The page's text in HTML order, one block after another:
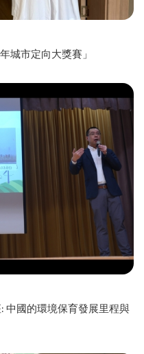
城市定向大獎賽」
中國的環境保育發展里程與